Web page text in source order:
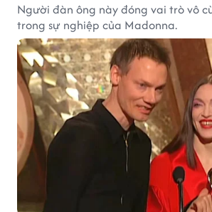
Người đàn ông này đóng vai trò vô
trong sự nghiệp của Madonna.